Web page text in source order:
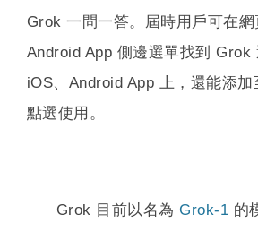
Grok 一問一答。屆時用戶可在網
Android App 側邊選單找到 Grok
iOS、Android App 上，還能添加
點選使用。
Grok 目前以名為 Grok-1 的